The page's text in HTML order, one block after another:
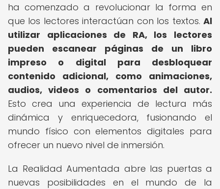
ha comenzado a revolucionar la forma en
que los lectores interactúan con los textos. Al
utilizar aplicaciones de RA, los lectores
pueden escanear páginas de un libro
impreso o digital para desbloquear
contenido adicional, como animaciones,
audios, videos o comentarios del autor.
Esto crea una experiencia de lectura más
dinámica y enriquecedora, fusionando el
mundo físico con elementos digitales para
ofrecer un nuevo nivel de inmersión.
La Realidad Aumentada abre las puertas a
nuevas posibilidades en el mundo de la